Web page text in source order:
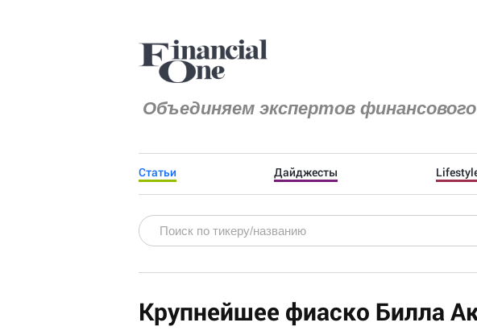
Объединяем экспертов
Статьи Дайджесты
Крупнейшее фиаско Билла